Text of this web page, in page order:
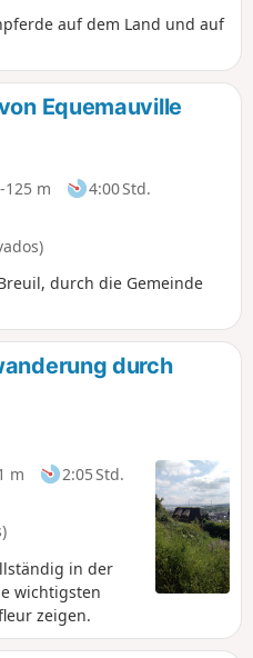
auf dem Land und auf
Equemauville
-125 m
4:00 Std.
durch die Gemeinde
durch
m
2:05 Std.
in der
wichtigsten
zeigen.